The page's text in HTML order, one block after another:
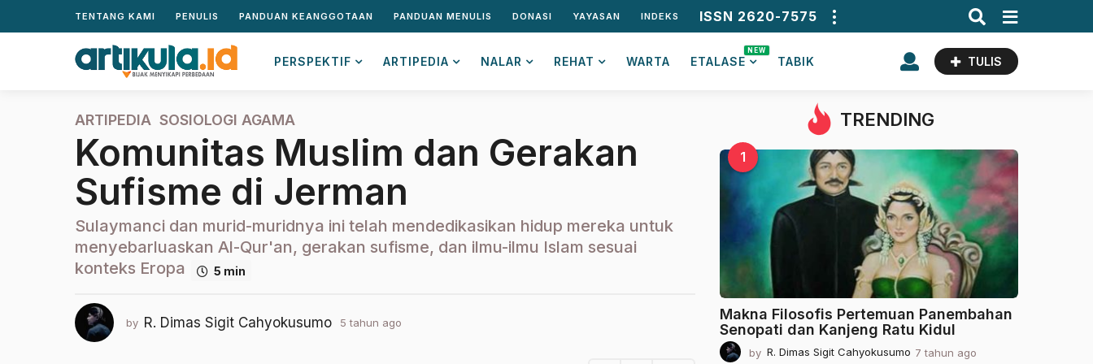
TENTANG KAMI PENULIS PANDUAN KEANGGOTAAN PANDUAN MENULIS DONASI YAYASAN INDEKS ISSN 2620-7575
PERSPEKTIF ARTIPEDIA NALAR REHAT WARTA ETALASE
NEW
TABIK TULIS
5
t
a
h
u
n
g
o
t
a
ARTIPEDIA ,
SOSIOLOGI AGAMA
Komunitas Muslim dan Gerakan
Sufisme di Jerman
Sulaymanci dan murid-muridnya ini telah mendedikasikan hidup mereka untuk
menyebarluaskan Al-Qur'an, gerakan sufisme, dan ilmu-ilmu Islam sesuai
konteks Eropa
5 min
by R. Dimas Sigit Cahyokusumo 5 tahun ago
TRENDING
1
Makna Filosofis Pertemuan Panembahan
Senopati dan Kanjeng Ratu Kidul
by R. Dimas Sigit Cahyokusumo 7 tahun ago